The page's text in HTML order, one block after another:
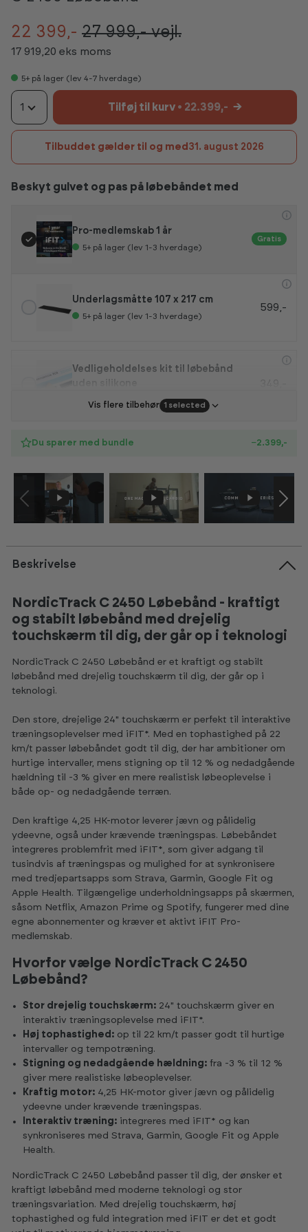
22 399,- 27 999,-vejl.
17 919,20 eks moms
5+ på lager (lev 4-7 hverdage)
1 Tilføj til kurv • 22.399,- →
Tilbuddet gælder til og med 31. august 2026
Beskyt gulvet og pas på løbebåndet med
Pro-medlemskab 1 år
5+ på lager (lev 1-3 hverdage)
Gratis
Underlagsmåtte 107 x 217 cm
5+ på lager (lev 1-3 hverdage)
599,-
Vedligeholdelses kit til løbebånd
5+ på lager (lev 4-7 hverdage)
Vis flere tilbehør 1 selected
Du sparer med bundle −2.399,-
Beskrivelse
NordicTrack C 2450 Løbebånd - kraftigt
og stabilt løbebånd med drejelig
touchskærm til dig, der går op i teknologi
NordicTrack C 2450 Løbebånd er et kraftigt og stabilt
løbebånd med drejelig touchskærm til dig, der går op i
teknologi.
Den store, drejelige 24" touchskærm er perfekt til interaktive
træningsoplevelser med iFIT*. Med en tophastighed på 22
km/t passer løbebåndet godt til dig, der har ambitioner om
hurtige intervaller, mens stigning op til 12 % og nedadgående
hældning til -3 % giver en mere realistisk løbeoplevelse i
både op- og nedadgående terræn.
Den kraftige 4,25 HK-motor leverer jævn og pålidelig
ydeevne, også under krævende træningspas. Løbebåndet
integreres problemfrit med iFIT*, som giver adgang til
tusindvis af træningspas og mulighed for at synkronisere
med tredjepartsapps som Strava, Garmin, Google Fit og
Apple Health. Tilgængelige underholdningsapps på skærmen,
såsom Netflix, Amazon Prime og Spotify, fungerer med dine
egne abonnementer og kræver et aktivt iFIT Pro-
medlemskab.
Hvorfor vælge NordicTrack C 2450
Løbebånd?
Stor drejelig touchskærm: 24" touchskærm giver en
interaktiv træningsoplevelse med iFIT*.
Høj tophastighed: op til 22 km/t passer godt til hurtige
intervaller og tempotræning.
Stigning og nedadgående hældning: fra -3 % til 12 %
giver mere realistiske løbeoplevelser.
Kraftig motor: 4,25 HK-motor giver jævn og pålidelig
ydeevne under krævende træningspas.
Interaktiv træning: integreres med iFIT* og kan
synkroniseres med Strava, Garmin, Google Fit og Apple
Health.
NordicTrack C 2450 Løbebånd passer til dig, der ønsker et
kraftigt løbebånd med moderne teknologi og stor
træningsvariation. Med drejelig touchskærm, høj
tophastighed og fuld integration med iFIT er det et godt